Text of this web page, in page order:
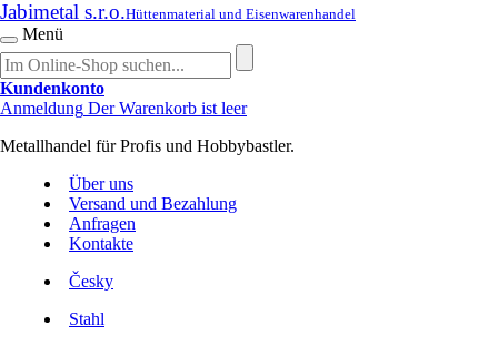
Jabimetal s.r.o.Hüttenmaterial und Eisenwarenhandel
Menü
Kundenkonto
Anmeldung Der Warenkorb ist leer
Metallhandel für Profis und Hobbybastler.
Über uns
Versand und Bezahlung
Anfragen
Kontakte
Česky
Stahl